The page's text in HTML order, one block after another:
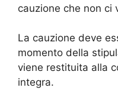
cauzione che non ci
La cauzione deve
momento della
viene restituita alla
integra.